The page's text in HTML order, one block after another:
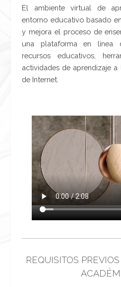
El ambiente virtual de
entorno educativo basado
y mejora el proceso de
una plataforma en línea
recursos educativos,
actividades de aprendizaje
de Internet.
REQUISITOS